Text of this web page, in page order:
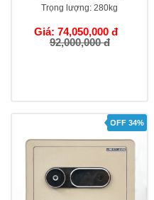
Trọng lượng: 280kg
Giá: 74,050,000 đ
92,000,000 đ
OFF 34%